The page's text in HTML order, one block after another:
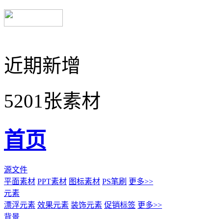
近期新增
5201张素材
首页
源文件
平面素材 PPT素材 图标素材 PS笔刷 更多>>
元素
漂浮元素 效果元素 装饰元素 促销标签 更多>>
背景